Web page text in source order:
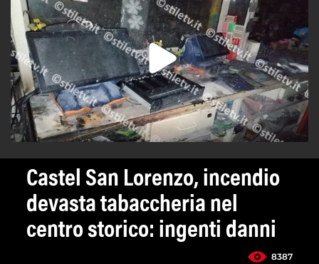
Castel San Lorenzo, incendio
devasta tabaccheria nel
centro storico: ingenti danni
8387